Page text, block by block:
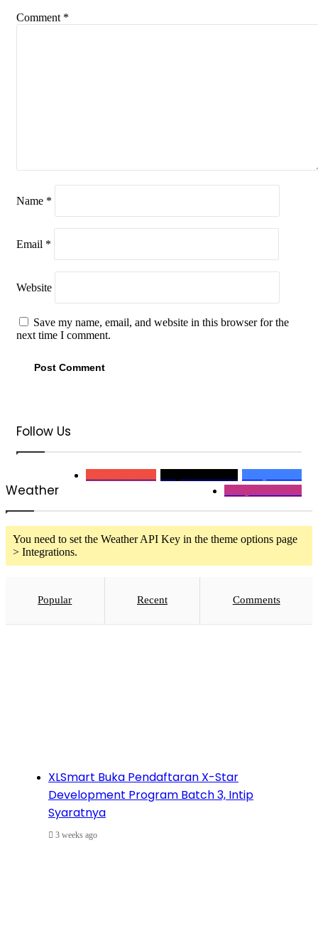
Comment *
Name *
Email *
Website
Save my name, email, and website in this browser for the
next time I comment.
Follow Us
Weather
You need to set the Weather API Key in the theme options page
> Integrations.
Popular Recent Comments
XLSmart Buka Pendaftaran X-Star
Development Program Batch 3, Intip
Syaratnya
3 weeks ago